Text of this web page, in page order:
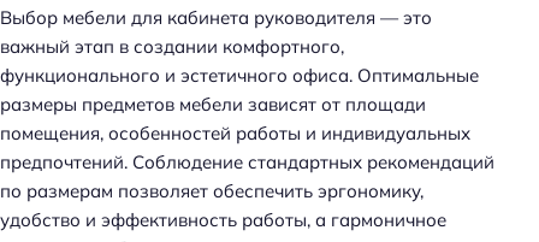
Выбор мебели для кабинета руководителя — это
важный этап в создании комфортного,
функционального и эстетичного офиса. Оптимальные
размеры предметов мебели зависят от площади
помещения, особенностей работы и индивидуальных
предпочтений. Соблюдение стандартных рекомендаций
по размерам позволяет обеспечить эргономику,
удобство и эффективность работы, а гармоничное